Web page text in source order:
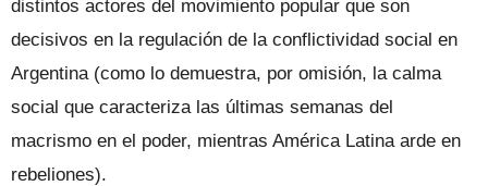
distintos actores del movimiento popular que son
decisivos en la regulación de la conflictividad social en
Argentina (como lo demuestra, por omisión, la calma
social que caracteriza las últimas semanas del
macrismo en el poder, mientras América Latina arde en
rebeliones).